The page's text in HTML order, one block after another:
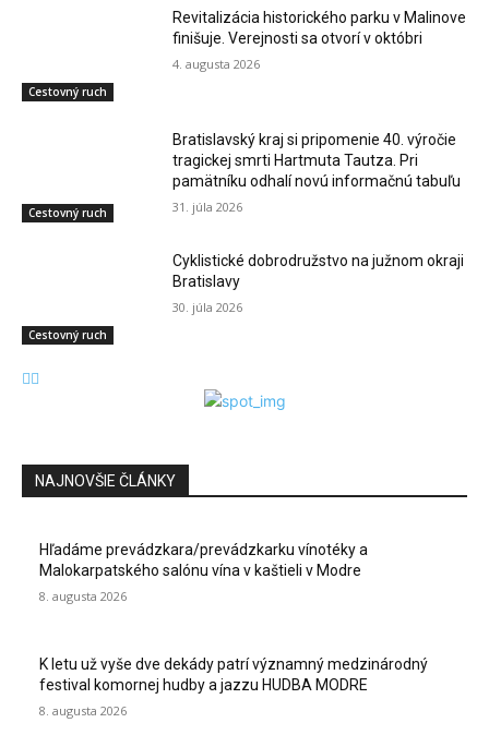
Cestovný ruch
Revitalizácia historického parku v Malinove
finišuje. Verejnosti sa otvorí v októbri
4. augusta 2026
Cestovný ruch
Bratislavský kraj si pripomenie 40. výročie
tragickej smrti Hartmuta Tautza. Pri
pamätníku odhalí novú informačnú tabuľu
31. júla 2026
Cestovný ruch
Cyklistické dobrodružstvo na južnom okraji
Bratislavy
30. júla 2026
NAJNOVŠIE ČLÁNKY
Hľadáme prevádzkara/prevádzkarku vínotéky a
Malokarpatského salónu vína v kaštieli v Modre
8. augusta 2026
K letu už vyše dve dekády patrí významný medzinárodný
festival komornej hudby a jazzu HUDBA MODRE
8. augusta 2026